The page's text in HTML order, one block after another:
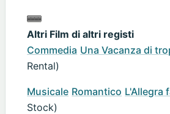
Altri Film di altri registi
Commedia Una Vacanza di
Rental)
Musicale Romantico L'Allegra
Stock)